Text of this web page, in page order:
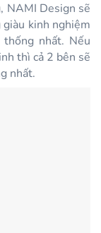
NAMI Design sẽ
kinh nghiệm
nhất. Nếu
thì cả 2 bên sẽ
nhất.